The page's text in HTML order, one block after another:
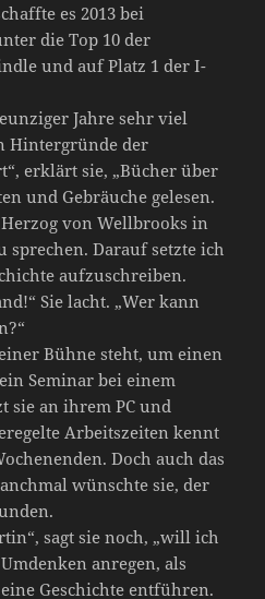
es 2013 bei
die Top 10 der
und auf Platz 1 der I-
Jahre sehr viel
Hintergründe der
erklärt sie, „Bücher über
und Gebräuche gelesen.
Herzog von Wellbrooks in
Darauf setzte ich
aufzuschreiben.
Sie lacht. „Wer kann
Bühne steht, um einen
Seminar bei einem
sie an ihrem PC und
Arbeitszeiten kennt
Doch auch das
wünschte sie, der
sagt sie noch, „will ich
anregen, als
Geschichte entführen.